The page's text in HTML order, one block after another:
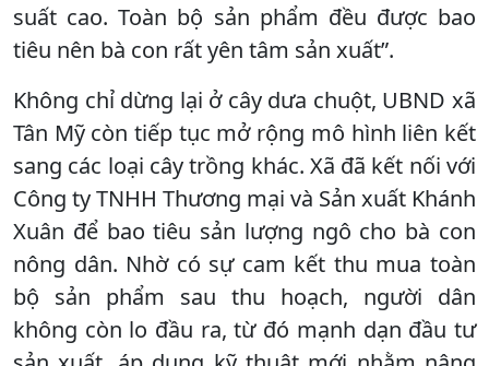
suất cao. Toàn bộ sản phẩm đều được bao
tiêu nên bà con rất yên tâm sản xuất”.
Không chỉ dừng lại ở cây dưa chuột, UBND xã
Tân Mỹ còn tiếp tục mở rộng mô hình liên kết
sang các loại cây trồng khác. Xã đã kết nối với
Công ty TNHH Thương mại và Sản xuất Khánh
Xuân để bao tiêu sản lượng ngô cho bà con
nông dân. Nhờ có sự cam kết thu mua toàn
bộ sản phẩm sau thu hoạch, người dân
không còn lo đầu ra, từ đó mạnh dạn đầu tư